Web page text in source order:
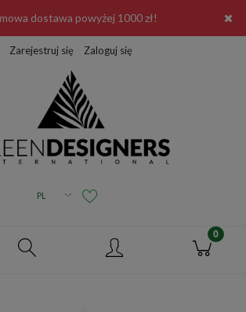
dostawa powyżej 1000 zł!
Zarejestruj się Zaloguj się